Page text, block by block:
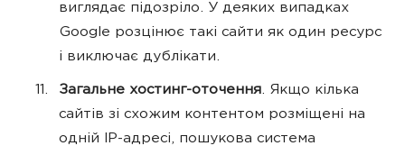
виглядає підозріло. У деяких випадках
Google розцінює такі сайти як один ресурс
і виключає дублікати.
Загальне хостинг-оточення. Якщо кілька
сайтів зі схожим контентом розміщені на
одній IP-адресі, пошукова система